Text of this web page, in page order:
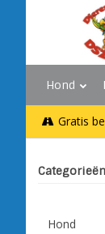
Hond
Gratis
Categorieën
Hond